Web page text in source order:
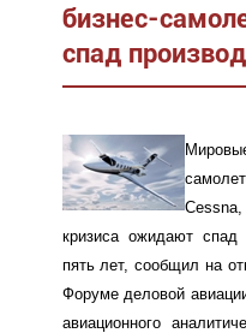
бизнес-
спад
Cessna,
кризиса ожидают
пять лет, сообщил на
Форуме деловой
авиационного